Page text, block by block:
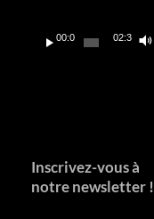
00:00 02:37
Inscrivez-vous à
notre newsletter !